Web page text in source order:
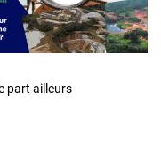
part ailleurs